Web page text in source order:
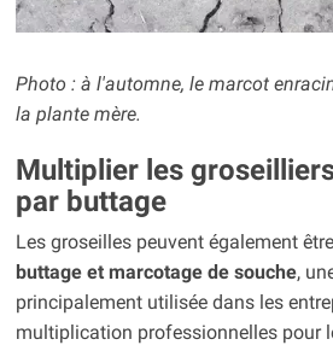
Photo : à l'automne, le marcot
la plante mère.
Multiplier les
par buttage
Les groseilles peuvent également
buttage et marcotage de souche,
principalement utilisée dans les
multiplication professionnelles pour